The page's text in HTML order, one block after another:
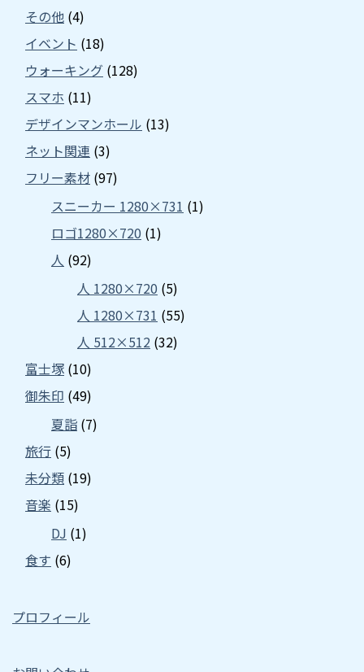
その他 (4)
イベント (18)
ウォーキング (128)
スマホ (11)
デザインマンホール (13)
ネット関連 (3)
フリー素材 (97)
スニーカー 1280×731 (1)
ロゴ1280×720 (1)
人 (92)
人 1280×720 (5)
人 1280×731 (55)
人 512×512 (32)
富士塚 (10)
御朱印 (49)
夏詣 (7)
旅行 (5)
未分類 (19)
音楽 (15)
DJ (1)
食す (6)
プロフィール